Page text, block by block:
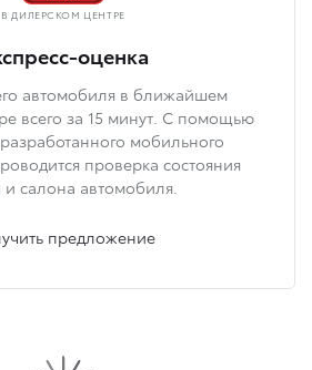
В ДИЛЕРСКОМ ЦЕНТРЕ
оценка
автомобиля в ближайшем
всего за 15 минут. С помощью
мобильного
проверка состояния
и салона автомобиля.
предложение